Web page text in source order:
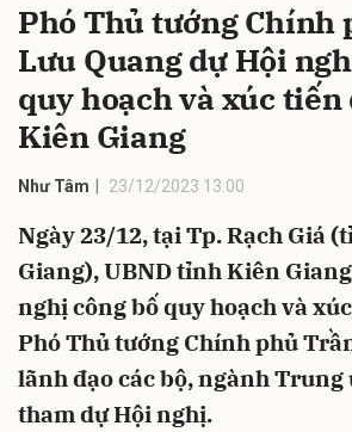
Phó Thủ tướng Chính
Lưu Quang dự Hội
quy hoạch và xúc
Kiên Giang
Như Tâm 23/12/2023 13:00
Ngày 23/12, tại Tp. Rạch Giá
Giang), UBND tỉnh Kiên
nghị công bố quy hoạch và
Phó Thủ tướng Chính phủ
lãnh đạo các bộ, ngành Trung
tham dự Hội nghị.